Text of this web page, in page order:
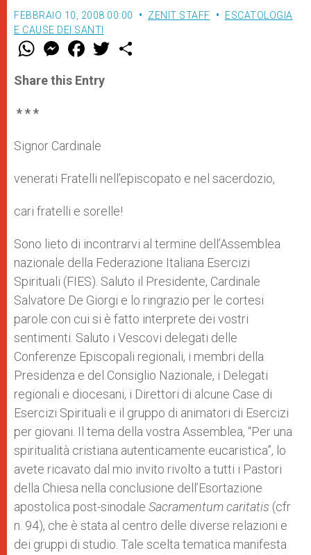
FEBBRAIO 10, 2008 00:00 ZENIT STAFF
ESCATOLOGIA
E CAUSE DEI SANTI
W
t
s
p
M
e
s
e
F
a
e
b
w
Share this Entry
* * *
Signor Cardinale
venerati Fratelli nell’episcopato e nel sacerdozio,
cari fratelli e sorelle!
Sono lieto di incontrarvi al termine dell’Assemblea
nazionale della Federazione Italiana Esercizi
Spirituali (FIES). Saluto il Presidente, Cardinale
Salvatore De Giorgi e lo ringrazio per le cortesi
parole con cui si è fatto interprete dei vostri
sentimenti. Saluto i Vescovi delegati delle
Conferenze Episcopali regionali, i membri della
Presidenza e del Consiglio Nazionale, i Delegati
regionali e diocesani, i Direttori di alcune Case di
Esercizi Spirituali e il gruppo di animatori di Esercizi
per giovani. Il tema della vostra Assemblea, “Per una
spiritualità cristiana autenticamente eucaristica”, lo
avete ricavato dal mio invito rivolto a tutti i Pastori
della Chiesa nella conclusione dell’Esortazione
apostolica post-sinodale Sacramentum caritatis (cfr
n. 94), che è stata al centro delle diverse relazioni e
dei gruppi di studio. Tale scelta tematica manifesta